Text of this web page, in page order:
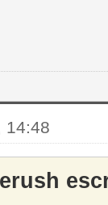
14:48